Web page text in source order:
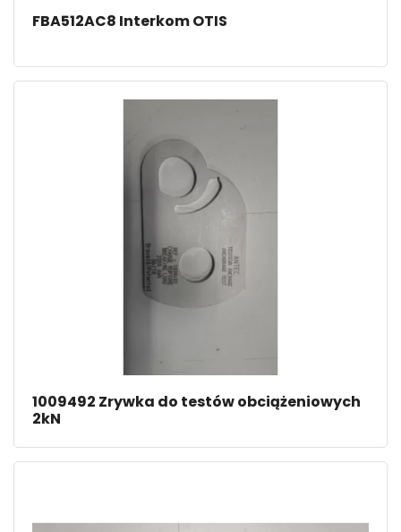
FBA512AC8 Interkom OTIS
1009492 Zrywka do testów obciążeniowych
2kN